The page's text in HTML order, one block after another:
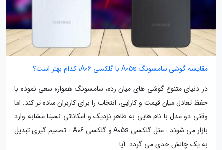
مقایسه گوشی سامسونگ A05s با گلکسی A06؛ کدام بهتر است؟
در دنیای متنوع گوشی های میان رده، سامسونگ همواره سعی نموده با
حفظ تعادل میان قیمت و کارایی، انتخاب را برای کاربران ساده تر کند. اما
وقتی دو مدل با نام هایی به ظاهر نزدیک و امکاناتی نسبتا مشابه وارد
بازار می شوند - مثل گلکسی A05s و گلکسی A06 - تصمیم گیری تبدیل
به یک چالش جدی می گردد. آیا...